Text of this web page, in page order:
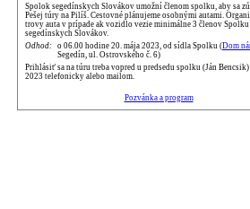
Spolok segedínskych Slovákov umožní členom spolku, aby sa
Pešej túry na Pilíš. Cestovné plánujeme osobnými autami.
trovy auta v prípade ak vozidlo vezie minimálne 3 členov Spolku
segedínskych Slovákov.
Odhod: o 06.00 hodine 20. mája 2023, od sídla Spolku (Dom
Segedín, ul. Ostrovského č. 6)
Prihlásiť sa na túru treba vopred u predsedu spolku (Ján Bencsik)
2023 telefonicky alebo mailom.
Pozvánka a program